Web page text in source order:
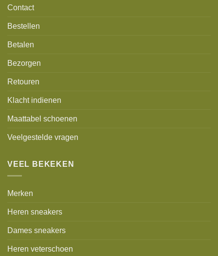
Contact
Bestellen
Betalen
Bezorgen
Retouren
Klacht indienen
Maattabel schoenen
Veelgestelde vragen
VEEL BEKEKEN
Merken
Heren sneakers
Dames sneakers
Heren veterschoen